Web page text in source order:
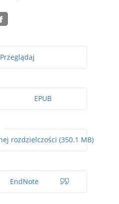
Przeglądaj
EPUB
Skany w pełnej rozdzielczości (350.1 MB)
EndNote